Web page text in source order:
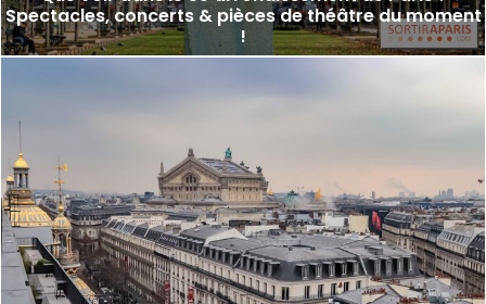
Spectacles, concerts & pièces de théâtre du moment
!